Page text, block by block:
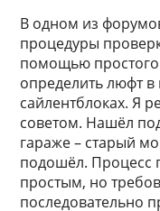
В одном из
процедуры
помощью простого
определить люфт
сайлентблоках. Я
советом. Нашёл
гараже – старый
подошёл. Процесс
простым, но
последовательно